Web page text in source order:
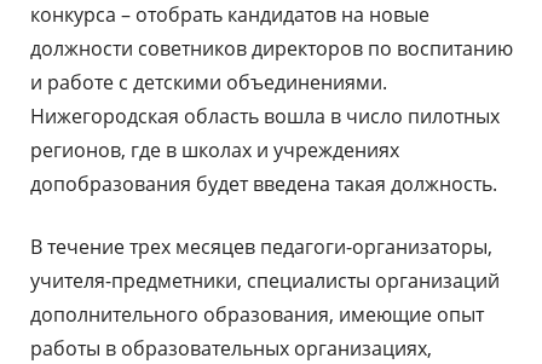
конкурса – отобрать кандидатов на новые
должности советников директоров по воспитанию
и работе с детскими объединениями.
Нижегородская область вошла в число пилотных
регионов, где в школах и учреждениях
допобразования будет введена такая должность.
В течение трех месяцев педагоги-организаторы,
учителя-предметники, специалисты организаций
дополнительного образования, имеющие опыт
работы в образовательных организациях,